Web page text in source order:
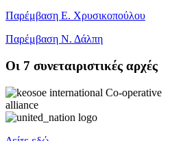
Παρέμβαση Ε. Χρυσικοπούλου
Παρέμβαση Ν. Δάλπη
Oι 7 συνεταιριστικές αρχές